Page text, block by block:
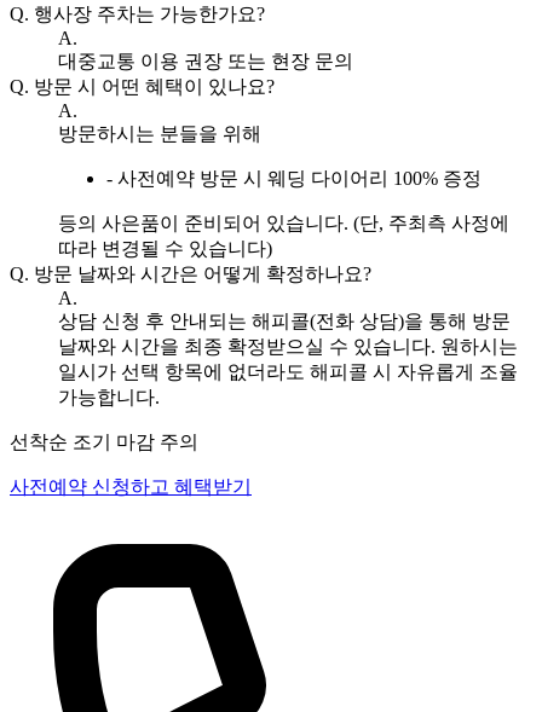
Q. 행사장 주차는 가능한가요?
A.
대중교통 이용 권장 또는 현장 문의
Q. 방문 시 어떤 혜택이 있나요?
A.
방문하시는 분들을 위해
- 사전예약 방문 시 웨딩 다이어리 100% 증정
등의 사은품이 준비되어 있습니다. (단, 주최측 사정에
따라 변경될 수 있습니다)
Q. 방문 날짜와 시간은 어떻게 확정하나요?
A.
상담 신청 후 안내되는 해피콜(전화 상담)을 통해 방문
날짜와 시간을 최종 확정받으실 수 있습니다. 원하시는
일시가 선택 항목에 없더라도 해피콜 시 자유롭게 조율
가능합니다.
선착순 조기 마감 주의
사전예약 신청하고 혜택받기